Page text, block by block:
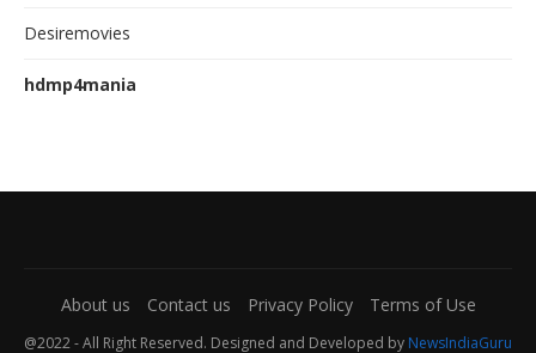
Desiremovies
hdmp4mania
About us Contact us Privacy Policy Terms of Use
@2022 - All Right Reserved. Designed and Developed by NewsIndiaGuru